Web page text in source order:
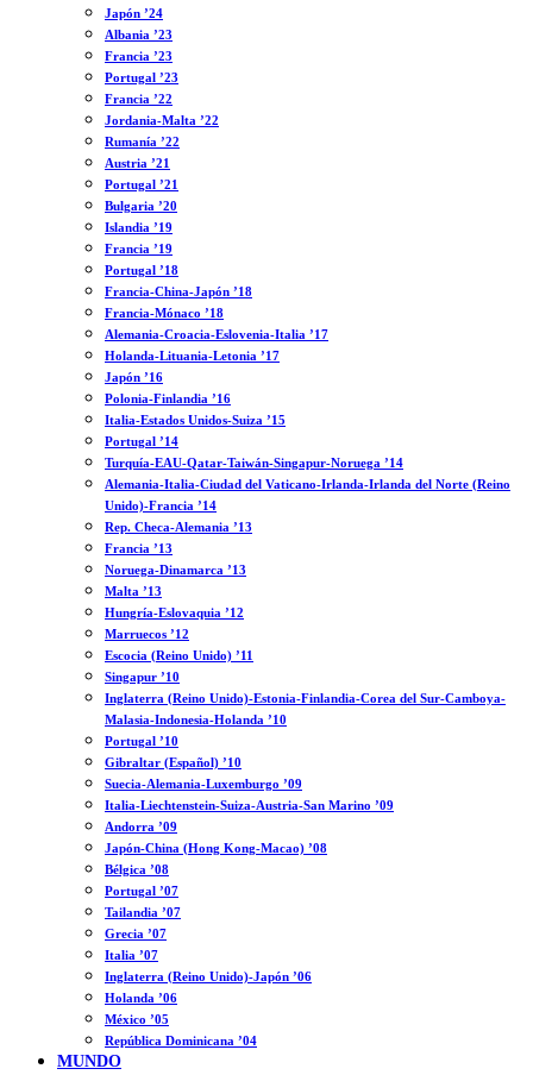
Japón ’24
Albania ’23
Francia ’23
Portugal ’23
Francia ’22
Jordania-Malta ’22
Rumanía ’22
Austria ’21
Portugal ’21
Bulgaria ’20
Islandia ’19
Francia ’19
Portugal ’18
Francia-China-Japón ’18
Francia-Mónaco ’18
Alemania-Croacia-Eslovenia-Italia ’17
Holanda-Lituania-Letonia ’17
Japón ’16
Polonia-Finlandia ’16
Italia-Estados Unidos-Suiza ’15
Portugal ’14
Turquía-EAU-Qatar-Taiwán-Singapur-Noruega ’14
Alemania-Italia-Ciudad del Vaticano-Irlanda-Irlanda del Norte (Reino
Unido)-Francia ’14
Rep. Checa-Alemania ’13
Francia ’13
Noruega-Dinamarca ’13
Malta ’13
Hungría-Eslovaquia ’12
Marruecos ’12
Escocia (Reino Unido) ’11
Singapur ’10
Inglaterra (Reino Unido)-Estonia-Finlandia-Corea del Sur-Camboya-
Malasia-Indonesia-Holanda ’10
Portugal ’10
Gibraltar (Español) ’10
Suecia-Alemania-Luxemburgo ’09
Italia-Liechtenstein-Suiza-Austria-San Marino ’09
Andorra ’09
Japón-China (Hong Kong-Macao) ’08
Bélgica ’08
Portugal ’07
Tailandia ’07
Grecia ’07
Italia ’07
Inglaterra (Reino Unido)-Japón ’06
Holanda ’06
México ’05
República Dominicana ’04
MUNDO